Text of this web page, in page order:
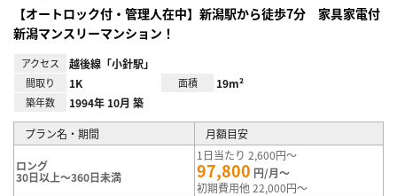
【オートロック付・管理人在中】新潟駅から徒歩7分 家具家電付
新潟マンスリーマンション！
アクセス 越後線「小針駅」
間取り 1K 面積 19m²
築年数 1994年 10月 築
プラン名・期間 月額目安
ロング
30日以上～360日未満
1日当たり 2,600円～
97,800 円/月～
初期費用他 22,000円～